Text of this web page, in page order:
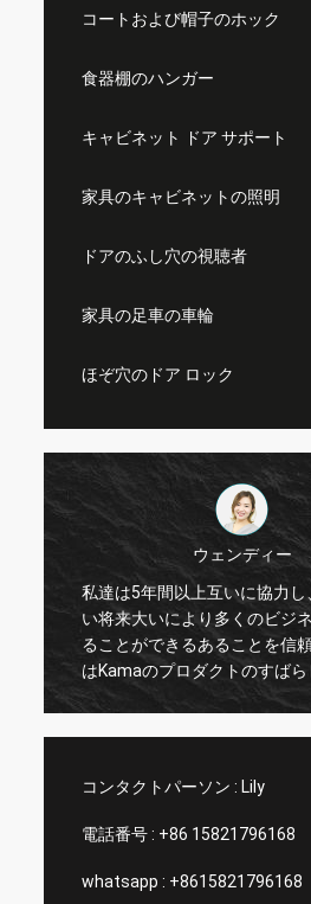
コートおよび帽子のホック
食器棚のハンガー
キャビネット ドア サポート
家具のキャビネットの照明
ドアのふし穴の視聴者
家具の足車の車輪
ほぞ穴のドア ロック
ウェンディー
以上互いに協力し、私達に近
より多くのビジネスが協力す
るあることを信頼するすべて
ロダクトのすばらしく、有効
して良質によって決まる。
コンタクトパーソン : Lily
電話番号 : +86 15821796168
whatsapp : +8615821796168